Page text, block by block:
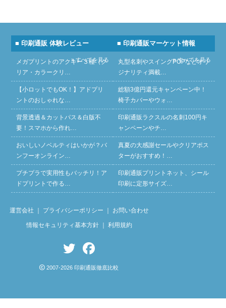
■ 印刷通販 体験レビュー
» すべてを見る
メガプリントのアクキー３種（ク
リア・カラークリ…
【小ロットでもOK！】アドプリ
ントのおしゃれな…
背景透過＆カットパス＆白版不
要！スマホから作れ…
おいしいノベルティはいかが？バ
ンフーオンライン…
プチプラで実用性もバッチリ！ア
ドプリントで作る…
■ 印刷通販マーケット情報
» すべてを見る
丸型名刺やスイングPOPなどオリ
ジナリティ満載…
総額3億円還元キャンペーン中！
椅子カバーやウォ…
印刷通販ラクスルの名刺100円キ
ャンペーンやチ…
真夏の大感謝セールやクリアポス
ターがおすすめ！…
印刷通販プリントネット、シール
印刷に定形サイズ…
運営会社 ｜ プライバシーポリシー ｜ お問い合わせ
情報セキュリティ基本方針｜ 利用規約
2007-2026 印刷通販徹底比較